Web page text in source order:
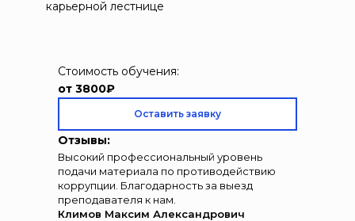
карьерной лестнице
Стоимость обучения:
от 3800₽
Оставить заявку
Отзывы:
Высокий профессиональный уровень
подачи материала по противодействию
коррупции. Благодарность за выезд
преподавателя к нам.
Климов Максим Александрович